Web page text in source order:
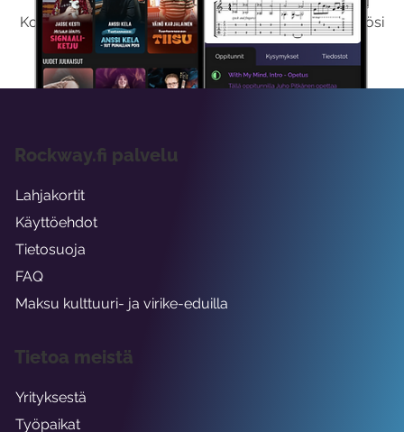
Kokeilemalla ilmaiseksi saat koko sisältömme käyttöösi
viikon ajaksi.
Rockway.fi palvelu
Lahjakortit
Käyttöehdot
Tietosuoja
FAQ
Maksu kulttuuri- ja virike-eduilla
Tietoa meistä
Yrityksestä
Työpaikat